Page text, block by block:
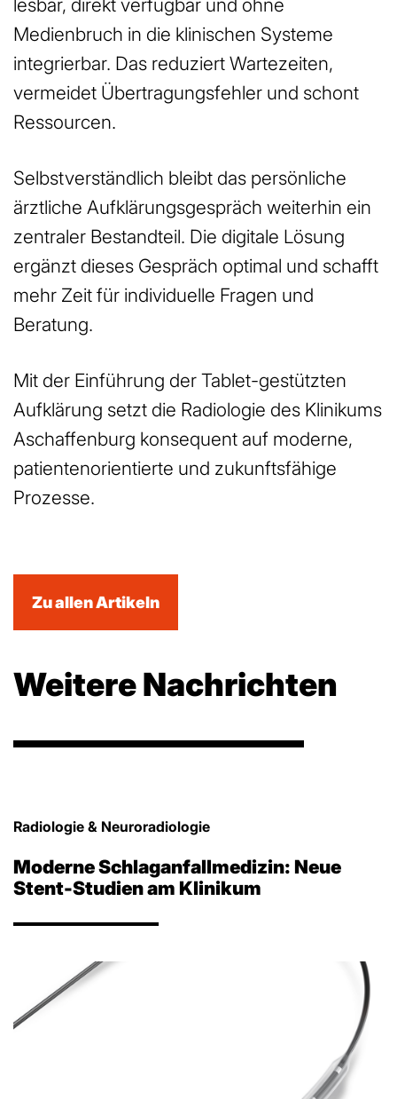
lesbar, direkt verfügbar und ohne
Medienbruch in die klinischen Systeme
integrierbar. Das reduziert Wartezeiten,
vermeidet Übertragungsfehler und schont
Ressourcen.
Selbstverständlich bleibt das persönliche
ärztliche Aufklärungsgespräch weiterhin ein
zentraler Bestandteil. Die digitale Lösung
ergänzt dieses Gespräch optimal und schafft
mehr Zeit für individuelle Fragen und
Beratung.
Mit der Einführung der Tablet-gestützten
Aufklärung setzt die Radiologie des Klinikums
Aschaffenburg konsequent auf moderne,
patientenorientierte und zukunftsfähige
Prozesse.
Zu allen Artikeln
Weitere Nachrichten
Radiologie & Neuroradiologie
Moderne Schlaganfallmedizin: Neue
Stent-Studien am Klinikum